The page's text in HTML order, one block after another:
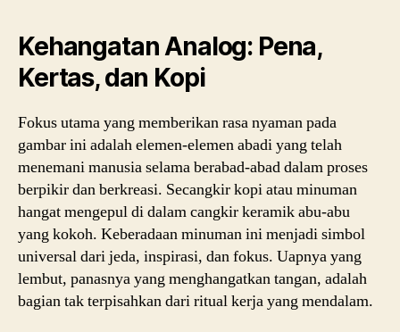
Kehangatan Analog: Pena,
Kertas, dan Kopi
Fokus utama yang memberikan rasa nyaman pada
gambar ini adalah elemen-elemen abadi yang telah
menemani manusia selama berabad-abad dalam proses
berpikir dan berkreasi. Secangkir kopi atau minuman
hangat mengepul di dalam cangkir keramik abu-abu
yang kokoh. Keberadaan minuman ini menjadi simbol
universal dari jeda, inspirasi, dan fokus. Uapnya yang
lembut, panasnya yang menghangatkan tangan, adalah
bagian tak terpisahkan dari ritual kerja yang mendalam.